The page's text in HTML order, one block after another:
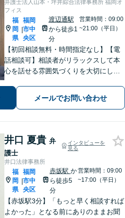
弁護士法人山本・坪井綜合法律事務所 福岡オ
フィス
福
岡
県
|
福岡
市中
央区
渡辺通駅
から徒歩1
分
営業時間：09:00
~21:00（平日）
【初回相談無料・時間指定なし】【電
話相談可】相談者がリラックスして本
心を話せる雰囲気づくりを大切にして
件】【刑事事件】の豊富な経験を活か
し、相談者様のお悩み解決に向けサポ
メールでお問い合わせ
井口 夏貴 弁
護士
インタビューを
見る
井口法律事務所
福
岡
県
|
福岡
市中
央区
赤坂駅 か
ら徒歩5
分
営業時間：09:00
~17:00（平日）
【赤坂駅3分】「もっと早く相談すれば
よかった」となる前にありのままお聞